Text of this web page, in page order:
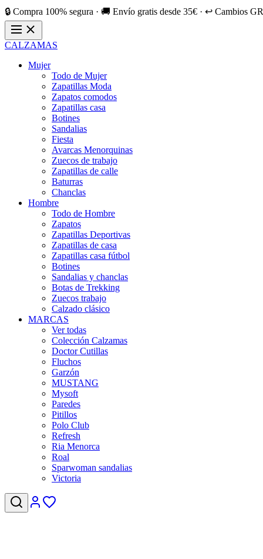
🔒 Compra 100% segura · 🚚 Envío gratis desde 35€ · ↩️ Cambios
CALZAMAS
Mujer
Todo de Mujer
Zapatillas Moda
Zapatos comodos
Zapatillas casa
Botines
Sandalias
Fiesta
Avarcas Menorquinas
Zuecos de trabajo
Zapatillas de calle
Baturras
Chanclas
Hombre
Todo de Hombre
Zapatos
Zapatillas Deportivas
Zapatillas de casa
Zapatillas casa fútbol
Botines
Sandalias y chanclas
Botas de Trekking
Zuecos trabajo
Calzado clásico
MARCAS
Ver todas
Colección Calzamas
Doctor Cutillas
Fluchos
Garzón
MUSTANG
Mysoft
Paredes
Pitillos
Polo Club
Refresh
Ria Menorca
Roal
Sparwoman sandalias
Victoria